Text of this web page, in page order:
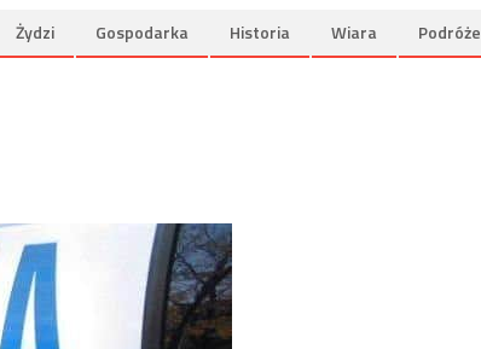
Żydzi Gospodarka Historia Wiara Podróże